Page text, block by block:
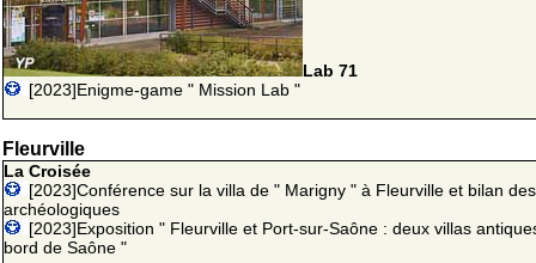
Lab 71
[2023]Enigme-game " Mission Lab "
Fleurville
La Croisée
[2023]Conférence sur la villa de " Marigny " à Fleurville et bilan
archéologiques
[2023]Exposition " Fleurville et Port-sur-Saône : deux villas
bord de Saône "